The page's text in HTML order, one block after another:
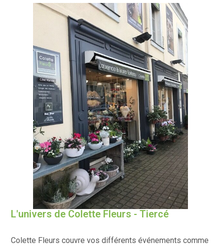
L'univers de Colette Fleurs - Tiercé
Colette Fleurs couvre vos différents événements comme